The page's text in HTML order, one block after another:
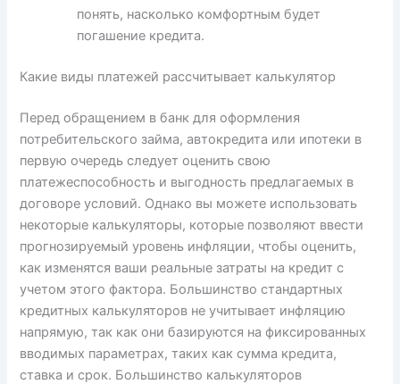
понять, насколько комфортным будет
погашение кредита.
Какие виды платежей рассчитывает калькулятор
Перед обращением в банк для оформления
потребительского займа, автокредита или ипотеки в
первую очередь следует оценить свою
платежеспособность и выгодность предлагаемых в
договоре условий. Однако вы можете использовать
некоторые калькуляторы, которые позволяют ввести
прогнозируемый уровень инфляции, чтобы оценить,
как изменятся ваши реальные затраты на кредит с
учетом этого фактора. Большинство стандартных
кредитных калькуляторов не учитывает инфляцию
напрямую, так как они базируются на фиксированных
вводимых параметрах, таких как сумма кредита,
ставка и срок. Большинство калькуляторов